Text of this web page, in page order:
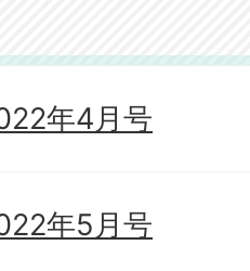
年4月号
年5月号